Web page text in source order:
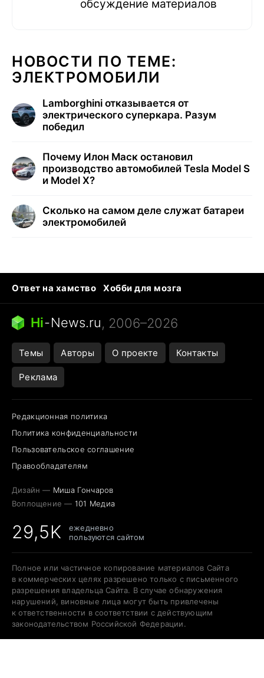
обсуждение материалов
НОВОСТИ ПО ТЕМЕ:
ЭЛЕКТРОМОБИЛИ
Lamborghini отказывается от
электрического суперкара. Разум
победил
Почему Илон Маск остановил
производство автомобилей Tesla Model S
и Model X?
Сколько на самом деле служат батареи
электромобилей
Ответ на хамство
Хобби для мозга
Бензин 100 и 95
Тунцы в океанариуме
Следующая пандемия
Hi-News.ru, 2006–2026
Темы Авторы О проекте Контакты
Реклама
Редакционная политика
Политика конфиденциальности
Пользовательское соглашение
Правообладателям
Дизайн — Миша Гончаров
Воплощение — 101 Медиа
29,5K
ежедневно
пользуются сайтом
Полное или частичное копирование материалов Сайта
в коммерческих целях разрешено только с письменного
разрешения владельца Сайта. В случае обнаружения
нарушений, виновные лица могут быть привлечены
к ответственности в соответствии с действующим
законодательством Российской Федерации.